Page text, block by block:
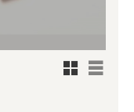
Rutnätsvy
Listvy